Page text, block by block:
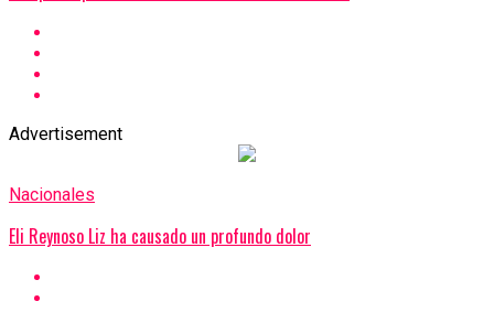
Advertisement
Nacionales
Eli Reynoso Liz ha causado un profundo dolor